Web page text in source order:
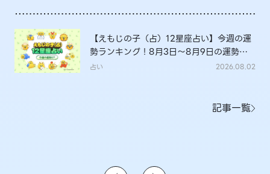
【えもじの子（占）12星座占い】今週の運
勢ランキング！8月3日～8月9日の運勢
は？
占い 2026.08.02
記事一覧